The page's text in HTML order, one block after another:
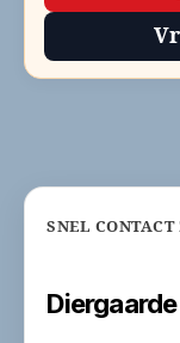
SNEL CONTACT